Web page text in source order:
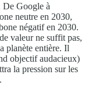
De Google à
neutre en 2030,
négatif en 2030.
valeur ne suffit pas,
planète entière. Il
objectif audacieux)
la pression sur les